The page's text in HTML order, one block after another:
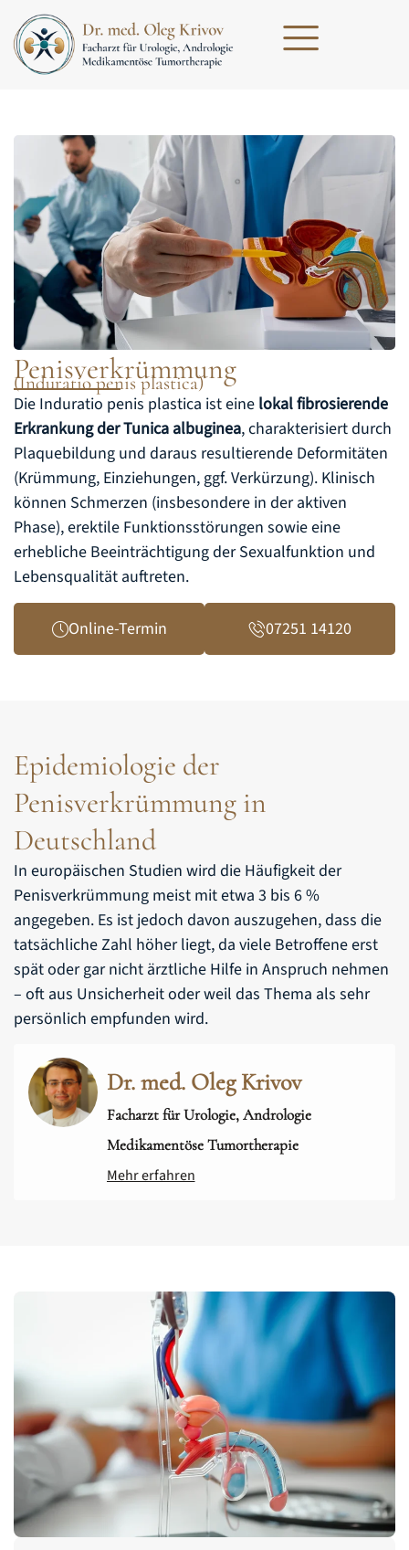
Penisverkrümmung
(Induratio penis plastica)
Die Induratio penis plastica ist eine lokal fibrosierende
Erkrankung der Tunica albuginea, charakterisiert durch
Plaquebildung und daraus resultierende Deformitäten
(Krümmung, Einziehungen, ggf. Verkürzung). Klinisch
können Schmerzen (insbesondere in der aktiven
Phase), erektile Funktionsstörungen sowie eine
erhebliche Beeinträchtigung der Sexualfunktion und
Lebensqualität auftreten.
Online-Termin 07251 14120
Epidemiologie der
Penisverkrümmung in
Deutschland
In europäischen Studien wird die Häufigkeit der
Penisverkrümmung meist mit etwa 3 bis 6 %
angegeben. Es ist jedoch davon auszugehen, dass die
tatsächliche Zahl höher liegt, da viele Betroffene erst
spät oder gar nicht ärztliche Hilfe in Anspruch nehmen
– oft aus Unsicherheit oder weil das Thema als sehr
persönlich empfunden wird.
Dr. med. Oleg Krivov
Facharzt für Urologie, Andrologie
Medikamentöse Tumortherapie
Mehr erfahren